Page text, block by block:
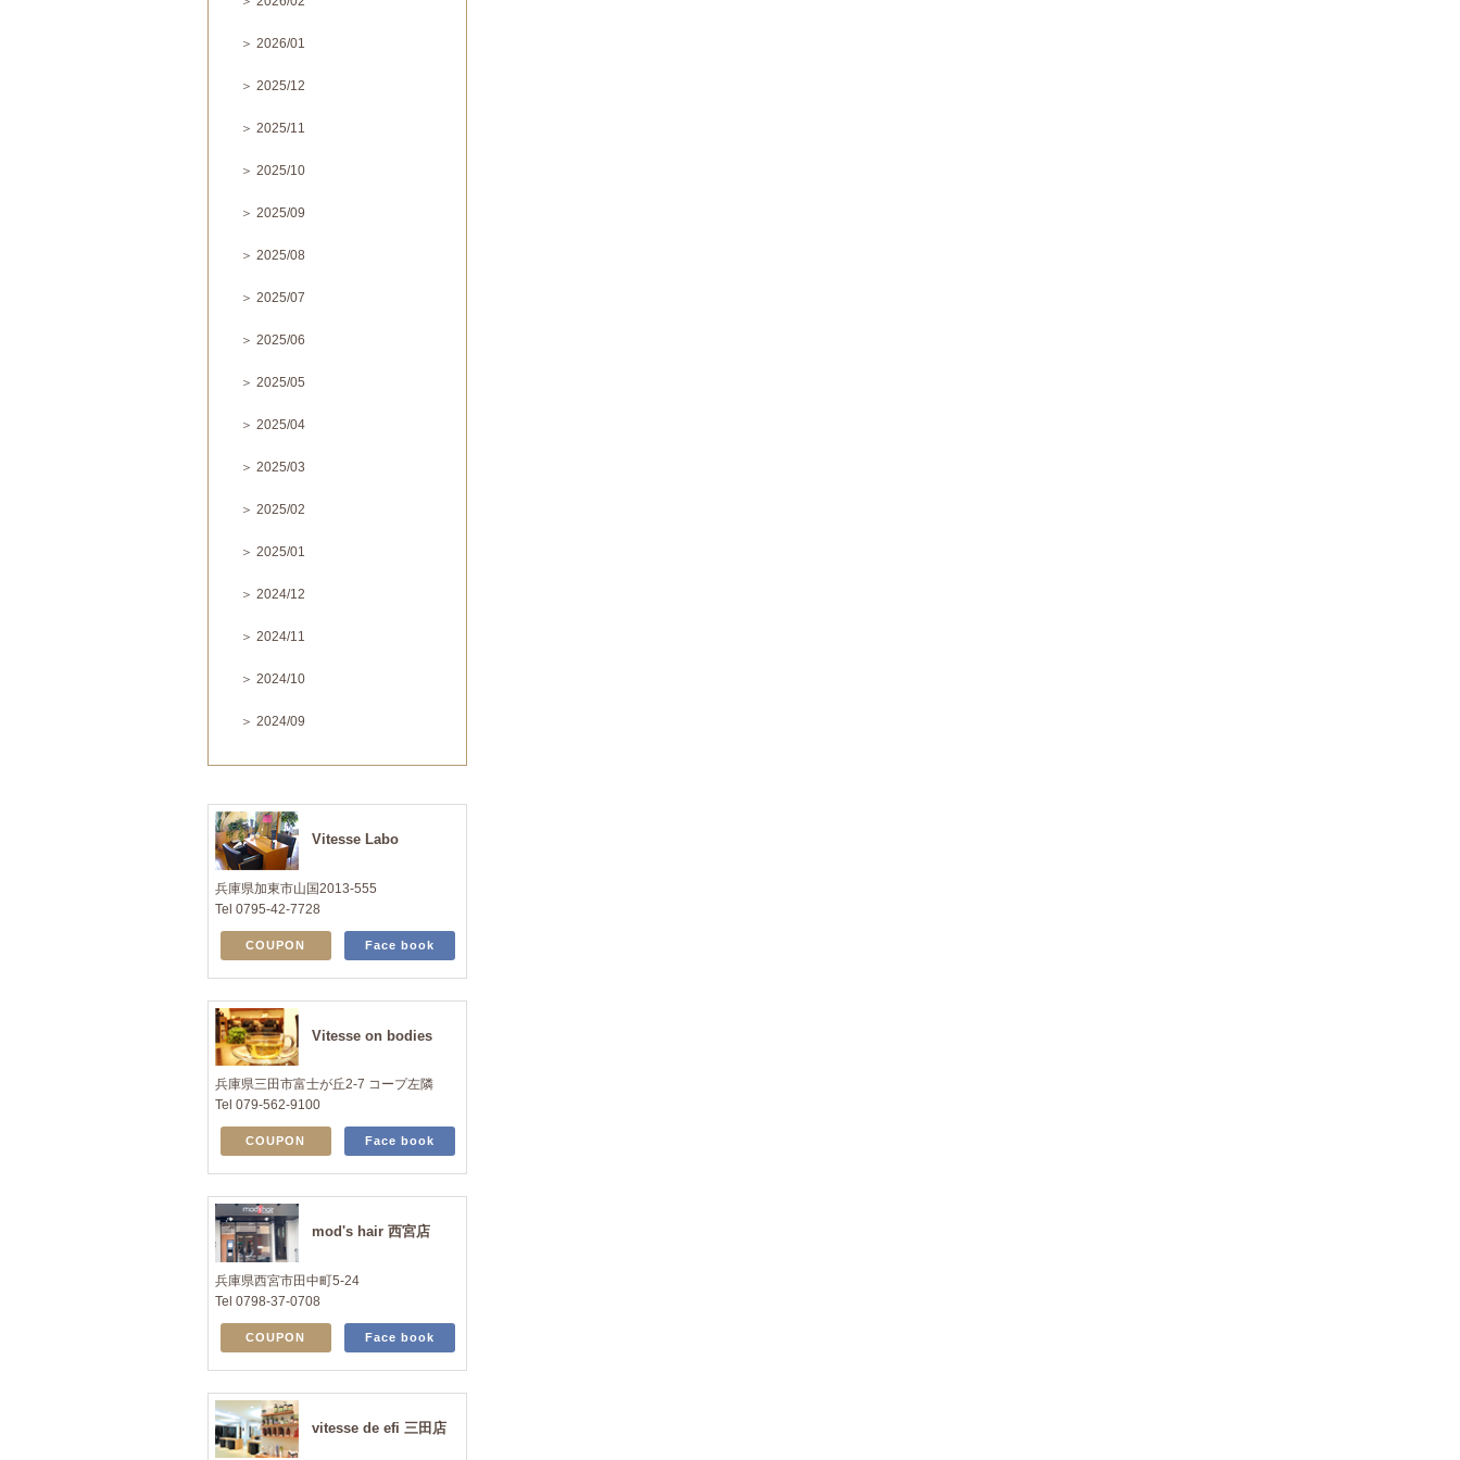
＞ 2026/01
＞ 2025/12
＞ 2025/11
＞ 2025/10
＞ 2025/09
＞ 2025/08
＞ 2025/07
＞ 2025/06
＞ 2025/05
＞ 2025/04
＞ 2025/03
＞ 2025/02
＞ 2025/01
＞ 2024/12
＞ 2024/11
＞ 2024/10
＞ 2024/09
Vitesse Labo
兵庫県加東市山国2013-555
Tel 0795-42-7728
COUPON Face book
Vitesse on bodies
兵庫県三田市富士が丘2-7 コープ左隣
Tel 079-562-9100
COUPON Face book
mod's hair 西宮店
兵庫県西宮市田中町5-24
Tel 0798-37-0708
COUPON Face book
vitesse de efi 三田店